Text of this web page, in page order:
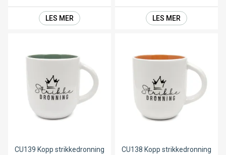
LES MER LES MER
CU139 Kopp strikkedronning
CU138 Kopp strikkedronning